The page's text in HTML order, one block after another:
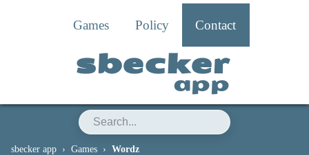
Games Policy Contact
sbecker
app
sbecker app Games Wordz